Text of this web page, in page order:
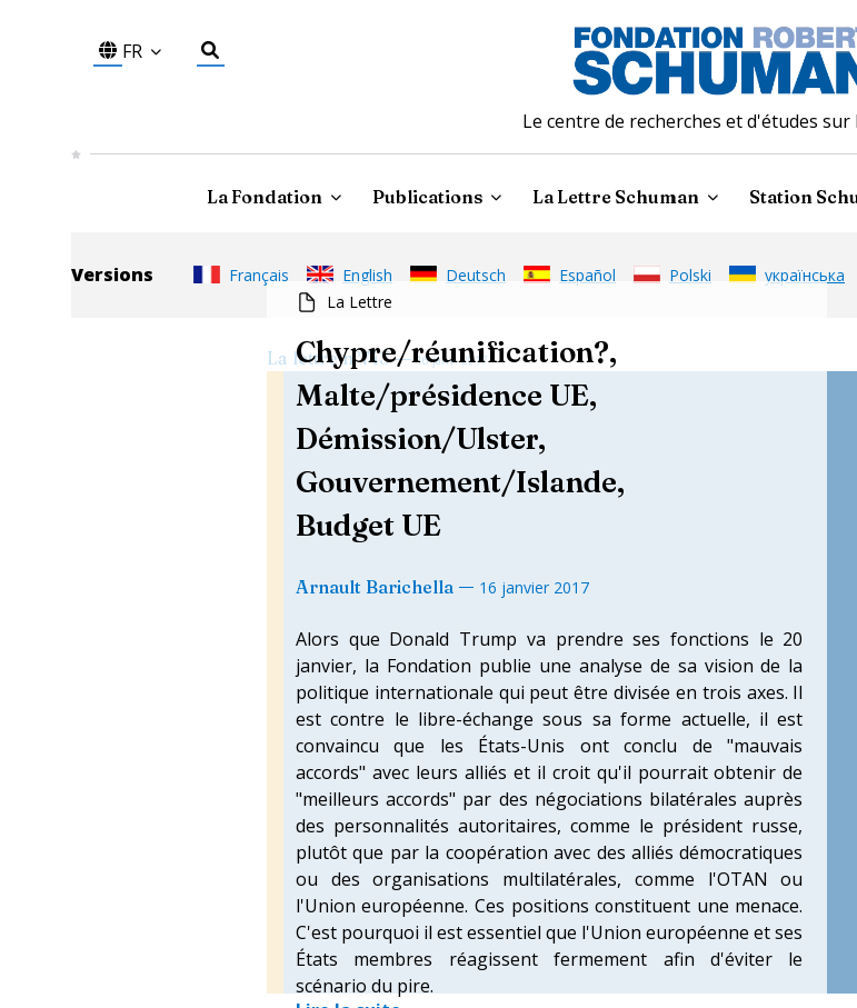
FR
Le centre de recherches et d'études sur
La Fondation Publications La Lettre Schuman Station
Versions Français English Deutsch Español Polski українська
La lettren°743—16 janv. 2017
La Lettre
Chypre/réunification?,
Malte/présidence UE,
Démission/Ulster,
Gouvernement/Islande,
Budget UE
Arnault Barichella — 16 janvier 2017
Alors que Donald Trump va prendre ses fonctions le 20
janvier, la Fondation publie une analyse de sa vision de la
politique internationale qui peut être divisée en trois axes. Il
est contre le libre-échange sous sa forme actuelle, il est
convaincu que les États-Unis ont conclu de "mauvais
accords" avec leurs alliés et il croit qu'il pourrait obtenir de
"meilleurs accords" par des négociations bilatérales auprès
des personnalités autoritaires, comme le président russe,
plutôt que par la coopération avec des alliés démocratiques
ou des organisations multilatérales, comme l'OTAN ou
l'Union européenne. Ces positions constituent une menace.
C'est pourquoi il est essentiel que l'Union européenne et ses
États membres réagissent fermement afin d'éviter le
scénario du pire.